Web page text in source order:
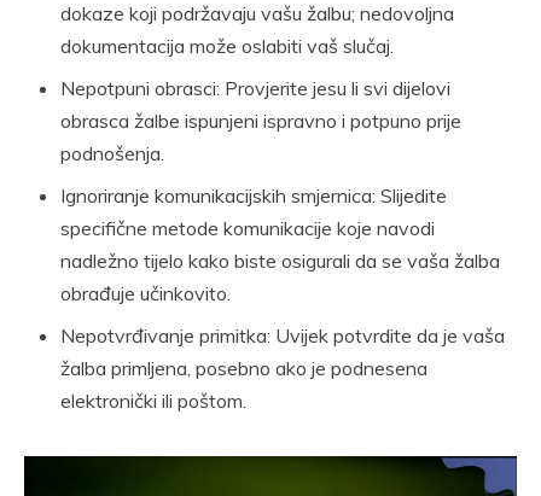
dokaze koji podržavaju vašu žalbu; nedovoljna
dokumentacija može oslabiti vaš slučaj.
Nepotpuni obrasci: Provjerite jesu li svi dijelovi
obrasca žalbe ispunjeni ispravno i potpuno prije
podnošenja.
Ignoriranje komunikacijskih smjernica: Slijedite
specifične metode komunikacije koje navodi
nadležno tijelo kako biste osigurali da se vaša žalba
obrađuje učinkovito.
Nepotvrđivanje primitka: Uvijek potvrdite da je vaša
žalba primljena, posebno ako je podnesena
elektronički ili poštom.